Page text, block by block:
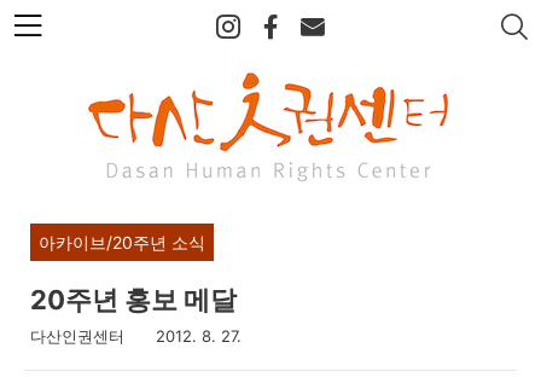
본
문
아카이브/20주년 소식
20주년 홍보 메달
다산인권센터 2012. 8. 27.